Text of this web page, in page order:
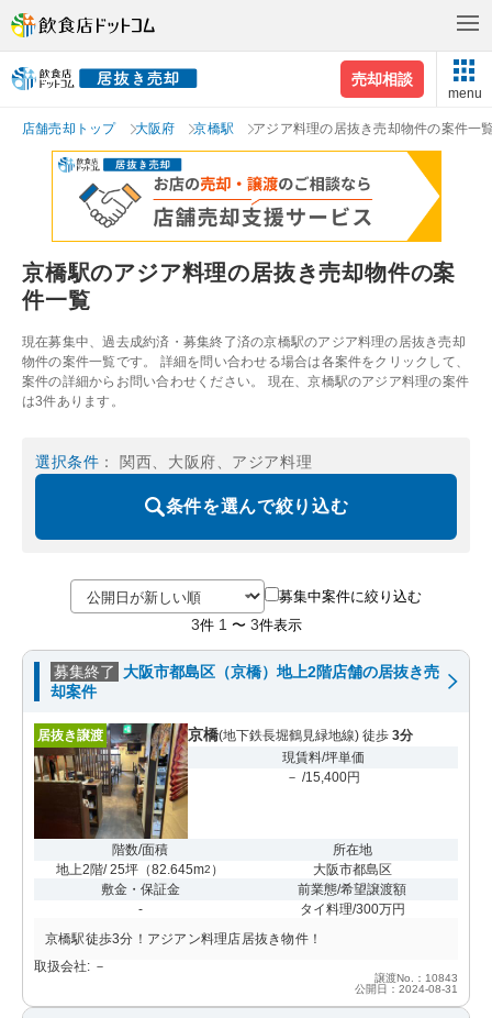
売却相談
menu
店舗売却トップ 大阪府 京橋駅 アジア料理の居抜き売却物件の案件一
京橋駅のアジア料理の居抜き売却物件の案
件一覧
現在募集中、過去成約済・募集終了済の京橋駅のアジア料理の居抜き売却
物件の案件一覧です。 詳細を問い合わせる場合は各案件をクリックして、
案件の詳細からお問い合わせください。 現在、京橋駅のアジア料理の案件
は3件あります。
選択条件 ： 関西、大阪府、アジア料理
条件を選んで絞り込む
募集中案件に絞り込む
3件 1 〜 3件表示
募集終了
大阪市都島区（京橋）地上2階店舗の居抜き売
却案件
居抜き譲渡 京橋(地下鉄長堀鶴見緑地線) 徒歩 3分
現賃料/坪単価
－ /15,400円
階数/面積
地上2階/ 25坪 （82.645m2 ）
所在地
大阪市都島区
敷金・保証金
-
前業態/希望譲渡額
タイ料理/300万円
京橋駅徒歩3分！アジアン料理店居抜き物件！
取扱会社: －
譲渡No.：10843
公開日：2024-08-31